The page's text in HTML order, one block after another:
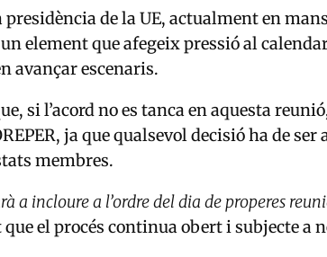
presidència de la UE, actualment en
element que afegeix pressió al
avançar escenaris.
si l’acord no es tanca en aquesta
ja que qualsevol decisió ha de ser
membres.
a incloure a l’ordre del dia de properes
el procés continua obert i subjecte a